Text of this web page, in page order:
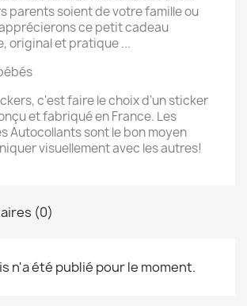
parents soient de votre famille ou
ce petit cadeau
original et pratique ...
c'est faire le choix d'un sticker
et fabriqué en France. Les
Autocollants sont le bon moyen
visuellement avec les autres!
(0)
n'a été publié pour le moment.